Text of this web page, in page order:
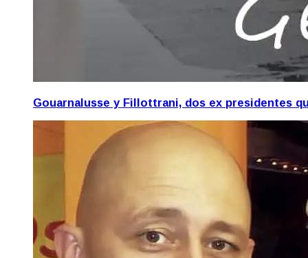
Gouarnalusse y Fillottrani, dos ex presidentes